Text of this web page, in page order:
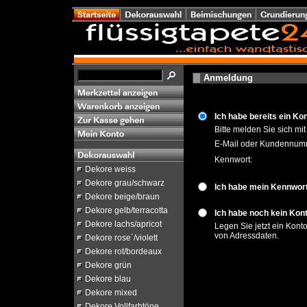
Dekore weiss
Dekore grau/schwarz
Dekore beige/braun
Dekore gelb/terracotta
Dekore lachs/apricot
Dekore rose´/violett
Dekore rot/bordeaux
Dekore grün
Dekore blau
Dekore mixed
Anmeldung
Ich habe bereits ein
Bitte melden Sie sich
E-Mail oder
Kennwort:
Ich habe mein
Ich habe noch kein
Legen Sie jetzt ein
von Adressdaten.